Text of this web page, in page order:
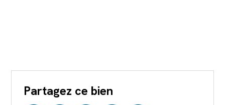
Partagez ce bien